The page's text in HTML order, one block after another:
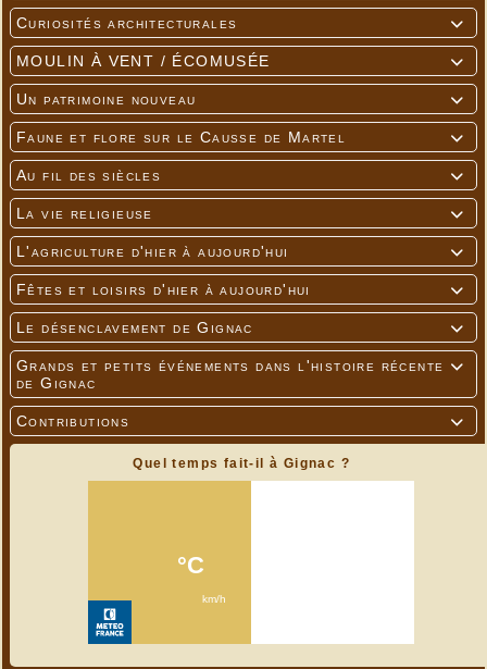

Curiosités architecturales

MOULIN À VENT / ÉCOMUSÉE

Un patrimoine nouveau

Faune et flore sur le Causse de Martel

Au fil des siècles

La vie religieuse

L'agriculture d'hier à aujourd'hui

Fêtes et loisirs d'hier à aujourd'hui

Le désenclavement de Gignac

Grands et petits événements dans l'histoire récente
de Gignac

Contributions
Quel temps fait-il à Gignac ?